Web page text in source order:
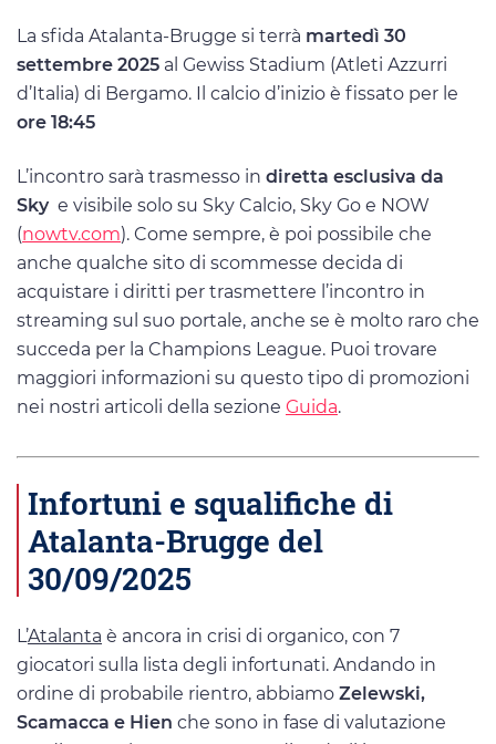
La sfida Atalanta-Brugge si terrà martedì 30
settembre 2025 al Gewiss Stadium (Atleti Azzurri
d’Italia) di Bergamo. Il calcio d’inizio è fissato per le
ore 18:45
L’incontro sarà trasmesso in diretta esclusiva da
Sky e visibile solo su Sky Calcio, Sky Go e NOW
(nowtv.com). Come sempre, è poi possibile che
anche qualche sito di scommesse decida di
acquistare i diritti per trasmettere l’incontro in
streaming sul suo portale, anche se è molto raro che
succeda per la Champions League. Puoi trovare
maggiori informazioni su questo tipo di promozioni
nei nostri articoli della sezione Guida.
Infortuni e squalifiche di
Atalanta-Brugge del
30/09/2025
L’Atalanta è ancora in crisi di organico, con 7
giocatori sulla lista degli infortunati. Andando in
ordine di probabile rientro, abbiamo Zelewski,
Scamacca e Hien che sono in fase di valutazione